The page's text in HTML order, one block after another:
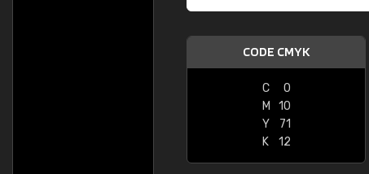
CODE CMYK
C
0
M
10
Y
71
K
12